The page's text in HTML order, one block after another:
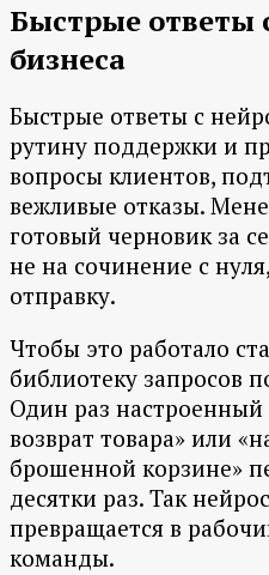
Быстрые ответы
бизнеса
Быстрые ответы с
рутину поддержки и
вопросы клиентов,
вежливые отказы.
готовый черновик за
не на сочинение с
отправку.
Чтобы это работало
библиотеку запросов
Один раз настроенный
возврат товара» или
брошенной корзине»
десятки раз. Так
превращается в
команды.